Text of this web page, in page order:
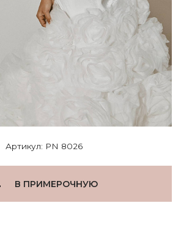
Артикул: PN 8026
В ПРИМЕРОЧНУЮ